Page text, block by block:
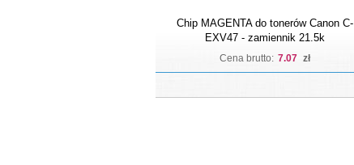
Chip MAGENTA do tonerów Canon C-
EXV47 - zamiennik 21.5k
Cena brutto: 7.07 zł